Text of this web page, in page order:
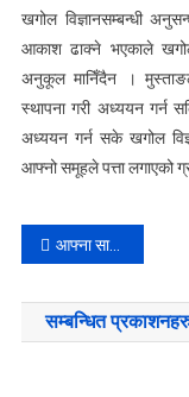
खगोल विज्ञानसम्बन्धी
आकाश ढाक्ने भएकाले
अनुकूल मानिँदैन ।
स्थापना गरी अध्ययन गर्न
अध्ययन गर्न सके खगोल
आफ्नो समूहले पत्ता लगाएको
Post
आफ्ना साधारण माग पूरा गरिदिन अनशनरत डाक्टर केसीको प्रधानमन्त्री ओलीलाई आग्रह
सम्बन्धित